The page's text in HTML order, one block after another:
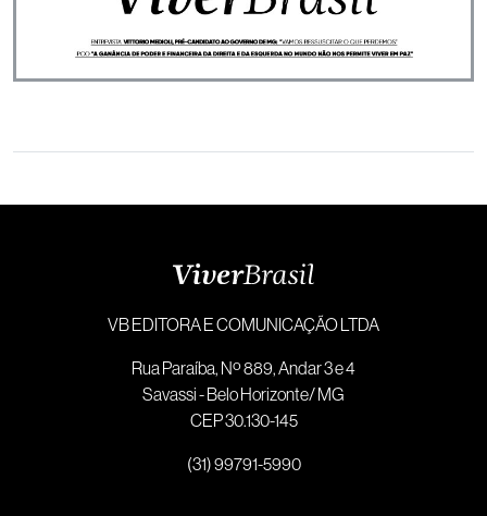
VB EDITORA E COMUNICAÇÃO LTDA
Rua Paraíba, Nº 889, Andar 3 e 4
Savassi - Belo Horizonte/ MG
CEP 30.130-145
(31) 99791-5990